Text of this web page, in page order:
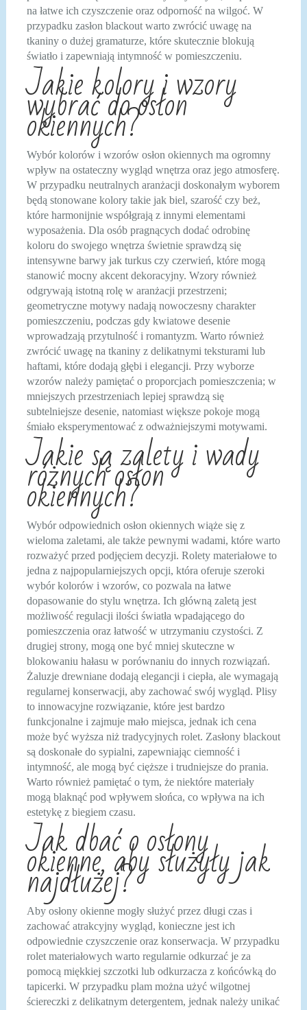
na łatwe ich czyszczenie oraz odporność na wilgoć. W
przypadku zasłon blackout warto zwrócić uwagę na
tkaniny o dużej gramaturze, które skutecznie blokują
światło i zapewniają intymność w pomieszczeniu.
Jakie kolory i wzory
wybrać do osłon
okiennych?
Wybór kolorów i wzorów osłon okiennych ma ogromny
wpływ na ostateczny wygląd wnętrza oraz jego atmosferę.
W przypadku neutralnych aranżacji doskonałym wyborem
będą stonowane kolory takie jak biel, szarość czy beż,
które harmonijnie współgrają z innymi elementami
wyposażenia. Dla osób pragnących dodać odrobinę
koloru do swojego wnętrza świetnie sprawdzą się
intensywne barwy jak turkus czy czerwień, które mogą
stanowić mocny akcent dekoracyjny. Wzory również
odgrywają istotną rolę w aranżacji przestrzeni;
geometryczne motywy nadają nowoczesny charakter
pomieszczeniu, podczas gdy kwiatowe desenie
wprowadzają przytulność i romantyzm. Warto również
zwrócić uwagę na tkaniny z delikatnymi teksturami lub
haftami, które dodają głębi i elegancji. Przy wyborze
wzorów należy pamiętać o proporcjach pomieszczenia; w
mniejszych przestrzeniach lepiej sprawdzą się
subtelniejsze desenie, natomiast większe pokoje mogą
śmiało eksperymentować z odważniejszymi motywami.
Jakie są zalety i wady
różnych osłon
okiennych?
Wybór odpowiednich osłon okiennych wiąże się z
wieloma zaletami, ale także pewnymi wadami, które warto
rozważyć przed podjęciem decyzji. Rolety materiałowe to
jedna z najpopularniejszych opcji, która oferuje szeroki
wybór kolorów i wzorów, co pozwala na łatwe
dopasowanie do stylu wnętrza. Ich główną zaletą jest
możliwość regulacji ilości światła wpadającego do
pomieszczenia oraz łatwość w utrzymaniu czystości. Z
drugiej strony, mogą one być mniej skuteczne w
blokowaniu hałasu w porównaniu do innych rozwiązań.
Żaluzje drewniane dodają elegancji i ciepła, ale wymagają
regularnej konserwacji, aby zachować swój wygląd. Plisy
to innowacyjne rozwiązanie, które jest bardzo
funkcjonalne i zajmuje mało miejsca, jednak ich cena
może być wyższa niż tradycyjnych rolet. Zasłony blackout
są doskonałe do sypialni, zapewniając ciemność i
intymność, ale mogą być cięższe i trudniejsze do prania.
Warto również pamiętać o tym, że niektóre materiały
mogą blaknąć pod wpływem słońca, co wpływa na ich
estetykę z biegiem czasu.
Jak dbać o osłony
okienne, aby służyły jak
najdłużej?
Aby osłony okienne mogły służyć przez długi czas i
zachować atrakcyjny wygląd, konieczne jest ich
odpowiednie czyszczenie oraz konserwacja. W przypadku
rolet materiałowych warto regularnie odkurzać je za
pomocą miękkiej szczotki lub odkurzacza z końcówką do
tapicerki. W przypadku plam można użyć wilgotnej
ściereczki z delikatnym detergentem, jednak należy unikać